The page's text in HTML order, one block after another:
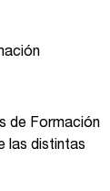
de Formación
las distintas